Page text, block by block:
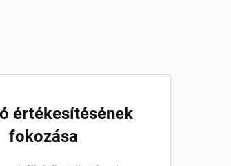
értékesítésének
fokozása